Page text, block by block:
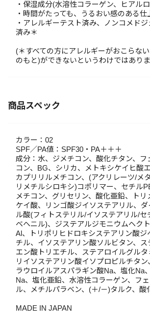
・保湿成分(水溶性コラーゲン、ヒアル
・時間がたっても、うるおい感のある
・アレルギーテスト済み、ノンコメド
済み＊
(＊すべての方にアレルギーがおこらな
のもと)ができないというわけではあり
商品スペック
カラー：02
SPF／PA値：SPF30・PA＋＋＋
成分：水、ジメチコン、酸化チタン、フ
コン、BG、シリカ、メトキシケイヒ酸
カプリリルメチコン、(アクリレーツ/メ
リメチルシロキシ)コポリマー、セチル
メチコン、グリセリン、酸化亜鉛、トリ
ケイ酸、リンゴ酸ジイソステアリル、ダ
ル酸(フィトステリル/イソステアリル/セ
ベヘニル)、ジステアルジモニウムヘク
Al、トリポリヒドロキシステアリン酸ジ
チル、イソステアリン酸ソルビタン、ス
エン酸トリエチル、ステアロイルグルタ
リイソステアリン酸イソプロピルチタン
ラウロイルアスパラギン酸Na、塩化Na
Na、塩化亜鉛、水溶性コラーゲン、フ
ル、メチルパラベン、(＋/－)タルク、酸
MADE IN JAPAN